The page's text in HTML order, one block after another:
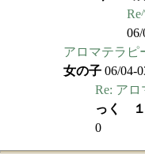
アロマテラピ
女の子 06/04-
Re: ア
っく
0